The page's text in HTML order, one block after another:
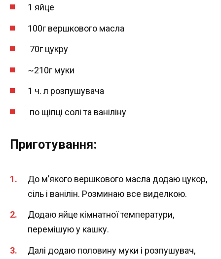
1 яйце
100г вершкового масла
70г цукру
~210г муки
1 ч. л розпушувача
по щіпці солі та ваніліну
Приготування:
До м’якого вершкового масла додаю цукор,
сіль і ванілін. Розминаю все виделкою.
Додаю яйце кімнатної температури,
перемішую у кашку.
Далі додаю половину муки і розпушувач,